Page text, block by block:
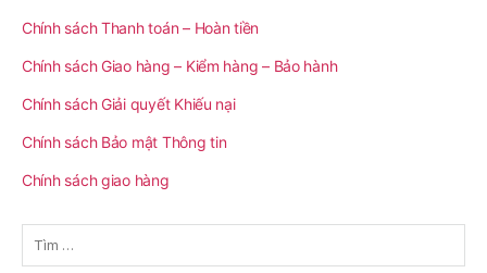
Chính sách Thanh toán – Hoàn tiền
Chính sách Giao hàng – Kiểm hàng – Bảo hành
Chính sách Giải quyết Khiếu nại
Chính sách Bảo mật Thông tin
Chính sách giao hàng
Tìm
kiếm